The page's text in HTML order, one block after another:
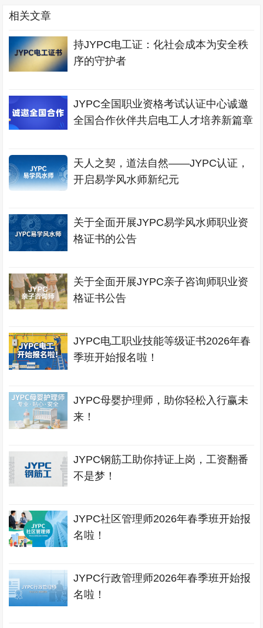
相关文章
持JYPC电工证：化社会成本为安全秩
序的守护者
JYPC全国职业资格考试认证中心诚邀
全国合作伙伴共启电工人才培养新篇章
天人之契，道法自然——JYPC认证，
开启易学风水师新纪元
关于全面开展JYPC易学风水师职业资
格证书的公告
关于全面开展JYPC亲子咨询师职业资
格证书公告
JYPC电工职业技能等级证书2026年春
季班开始报名啦！
JYPC母婴护理师，助你轻松入行赢未
来！
JYPC钢筋工助你持证上岗，工资翻番
不是梦！
JYPC社区管理师2026年春季班开始报
名啦！
JYPC行政管理师2026年春季班开始报
名啦！